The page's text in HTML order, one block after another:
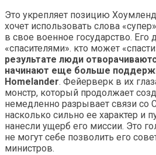
Это укрепляет позицию
хочет использовать слова
в свое военное государство. Его
«спасителями». кто может
результате люди
начинают еще больше
Homelander. Фейерверк в их
монстр, который продолжает
немедленно разрывает связи со
насколько сильно ее характер и
нанесли ущерб его миссии. Это
не могут себе позволить его
министров.